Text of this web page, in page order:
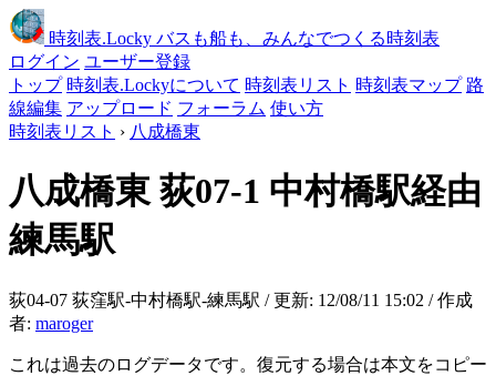
時刻表.Locky バスも船も、みんなでつくる時刻表
ログイン ユーザー登録
トップ 時刻表.Lockyについて 時刻表リスト 時刻表マップ 路
線編集 アップロード フォーラム 使い方
時刻表リスト › 八成橋東
八成橋東荻07-1 中村橋駅経由
練馬駅
荻04-07 荻窪駅-中村橋駅-練馬駅 / 更新: 12/08/11 15:02 / 作成
者: maroger
これは過去のログデータです。復元する場合は本文をコピー